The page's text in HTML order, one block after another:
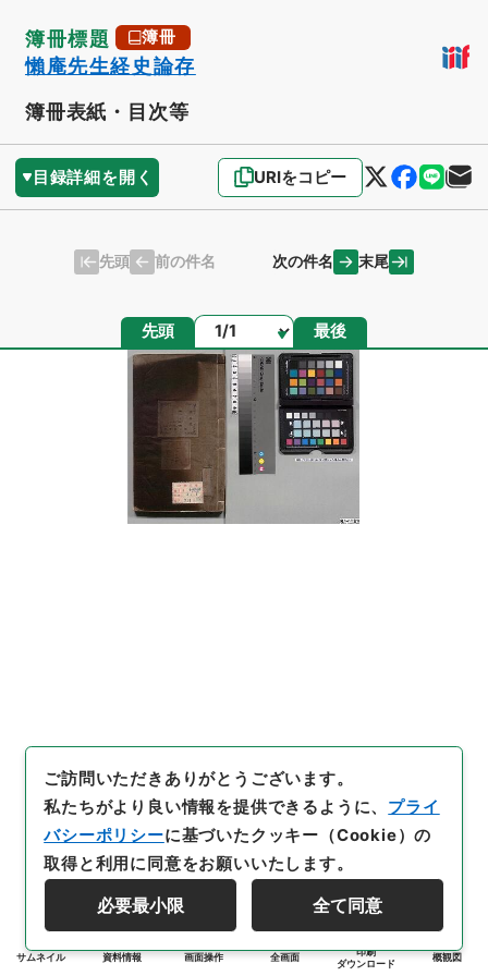
簿冊標題 簿冊
懶庵先生経史論存
簿冊表紙・目次等
目録詳細を開く URIをコピー
先頭 前の件名 次の件名 末尾
先頭 ページ 最後
サムネイル 資料情報 画面操作 全画面
印刷
ダウンロード
概観図
ご訪問いただきありがとうございます。
私たちがより良い情報を提供できるように、 プライ
バシーポリシーに基づいたクッキー（Cookie）の
取得と利用に同意をお願いいたします。
必要最小限 全て同意